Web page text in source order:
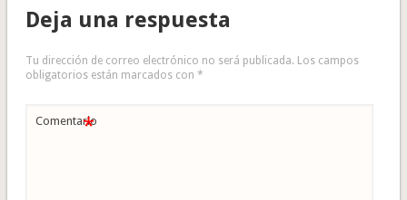
Deja una respuesta
Tu dirección de correo electrónico no será publicada. Los campos
obligatorios están marcados con *
Comentario
*